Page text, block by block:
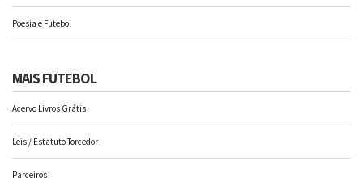
Poesia e Futebol
MAIS FUTEBOL
Acervo Livros Grátis
Leis / Estatuto Torcedor
Parceiros